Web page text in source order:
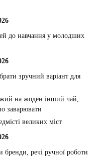
до навчання у молодших
зручний варіант для
на жоден інший чай,
заварювати
великих міст
речі ручної роботи